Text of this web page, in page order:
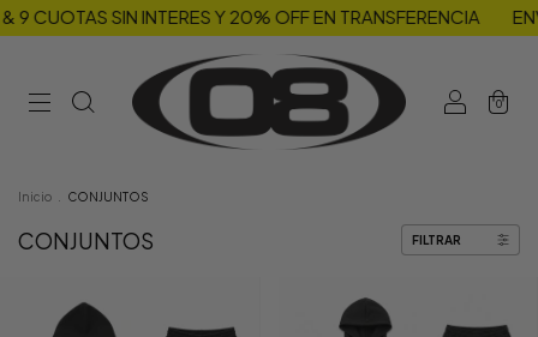
SIN INTERES Y 20% OFF EN TRANSFERENCIA ENVIOS
0
Inicio CONJUNTOS
CONJUNTOS FILTRAR